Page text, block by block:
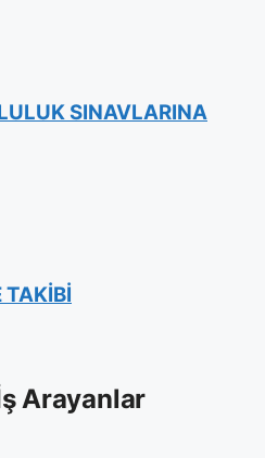
SINAVLARINA
TAKİBİ
Arayanlar